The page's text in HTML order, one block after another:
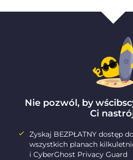
Nie pozwól, by
Ci
Zyskaj BEZPŁATNY dostęp
wszystkich planach
i CyberGhost Privacy Guard